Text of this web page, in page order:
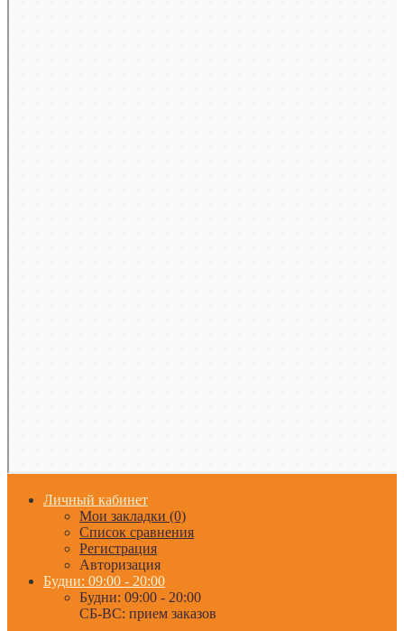
Личный кабинет
Мои закладки (0)
Список сравнения
Регистрация
Авторизация
Будни: 09:00 - 20:00
Будни: 09:00 - 20:00
СБ-ВС: прием заказов